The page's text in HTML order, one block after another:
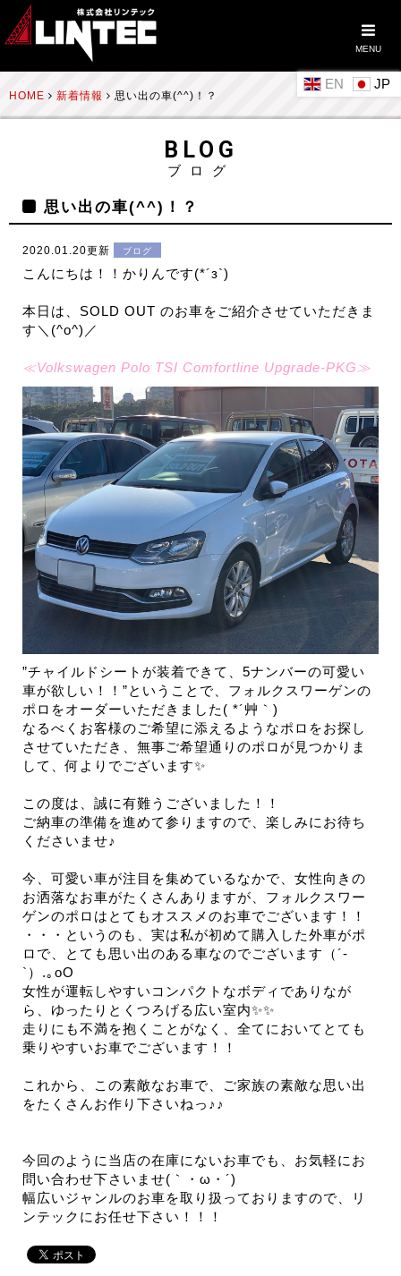
MENU
EN
HOME 新着情報 思い出の車(^^)！？
BLOG
ブログ
思い出の車(^^)！？
2020.01.20更新 ブログ
こんにちは！！かりんです(*´з`)
本日は、SOLD OUT のお車をご紹介させていただきま
す＼(^o^)／
≪Volkswagen Polo TSI Comfortline Upgrade-PKG≫
”チャイルドシートが装着できて、5ナンバーの可愛い
車が欲しい！！”ということで、フォルクスワーゲンの
ポロをオーダーいただきました( *´艸｀)
なるべくお客様のご希望に添えるようなポロをお探し
させていただき、無事ご希望通りのポロが見つかりま
して、何よりでございます✨
この度は、誠に有難うございました！！
ご納車の準備を進めて参りますので、楽しみにお待ち
くださいませ♪
今、可愛い車が注目を集めているなかで、女性向きの
お洒落なお車がたくさんありますが、フォルクスワー
ゲンのポロはとてもオススメのお車でございます！！
・・・というのも、実は私が初めて購入した外車がポ
ロで、とても思い出のある車なのでございます（´-
`）.｡oO
女性が運転しやすいコンパクトなボディでありなが
ら、ゆったりとくつろげる広い室内✨✨
走りにも不満を抱くことがなく、全てにおいてとても
乗りやすいお車でございます！！
これから、この素敵なお車で、ご家族の素敵な思い出
をたくさんお作り下さいねっ♪♪
今回のように当店の在庫にないお車でも、お気軽にお
問い合わせ下さいませ(｀・ω・´)ゞ
幅広いジャンルのお車を取り扱っておりますので、リ
ンテックにお任せ下さい！！！